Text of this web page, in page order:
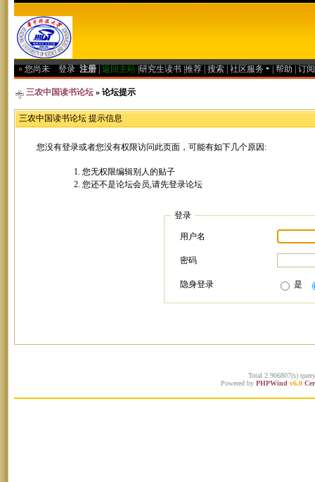
» 您尚未 登录 注册 返回主站 研究生读书 推荐 搜索 社区服务 帮助 订
三农中国读书论坛 » 论坛提示
三农中国读书论坛 提示信息
您没有登录或者您没有权限访问此页面，可能有如下几个原因:
您无权限编辑别人的贴子
您还不是论坛会员,请先登录论坛
登录
用户名
密码
隐身登录 是
Total 2.906807(s)
Powered by PHPWind v6.0